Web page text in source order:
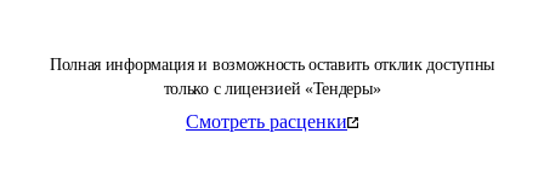
Полная информация и возможность оставить отклик доступны
только с лицензией «Тендеры»
Смотреть расценки